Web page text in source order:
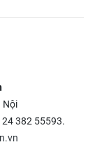
Nội
382 55593.